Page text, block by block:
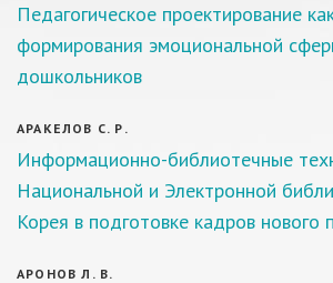
Педагогическое проектирование
формирования эмоциональной
дошкольников
АРАКЕЛОВ С. Р.
Информационно-библиотечные
Национальной и Электронной
Корея в подготовке кадров нового
АРОНОВ Л. В.